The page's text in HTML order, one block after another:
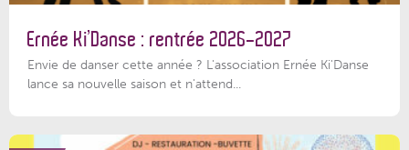
Ernée Ki’Danse : rentrée 2026-2027
Envie de danser cette année ? L'association Ernée Ki'Danse
lance sa nouvelle saison et n'attend...